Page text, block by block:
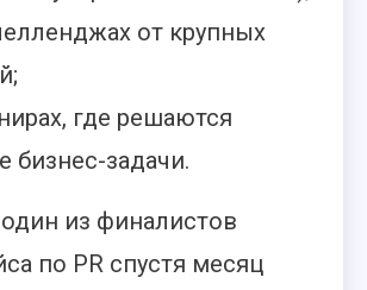
от крупных
где решаются
бизнес-задачи.
из финалистов
по PR спустя месяц